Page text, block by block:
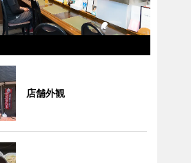
店舗外観